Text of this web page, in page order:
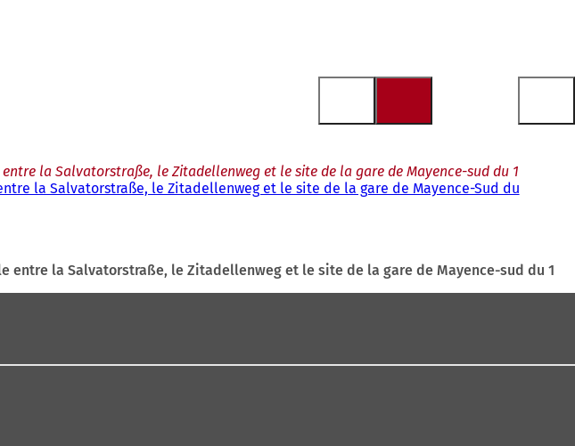
la Salvatorstraße, le Zitadellenweg et le site de la gare de Mayence-sud du 1
la Salvatorstraße, le Zitadellenweg et le site de la gare de Mayence-Sud du
la Salvatorstraße, le Zitadellenweg et le site de la gare de Mayence-sud du 1